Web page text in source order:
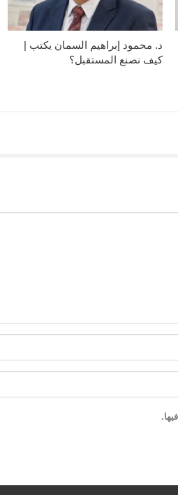
د. محمود إبراهيم السمان يكتب |
كيف نصنع المستقبل؟